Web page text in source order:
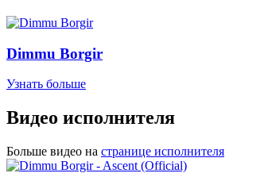
Dimmu Borgir
Узнать больше
Видео исполнителя
Больше видео на странице исполнителя